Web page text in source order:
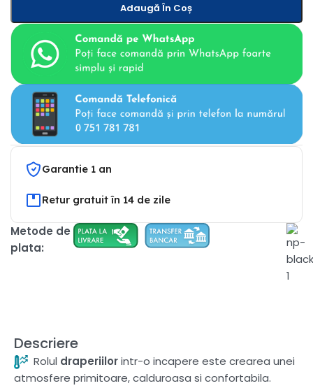
Adaugă În Coș
Garantie 1 an
Retur gratuit în 14 de zile
Metode de
plata:
Descriere
Rolul draperiilorintr-o incapere este crearea unei
atmosfere primitoare, calduroasa si confortabila.